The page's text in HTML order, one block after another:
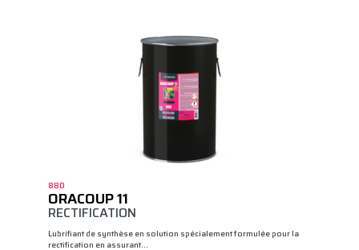
880
ORACOUP 11
RECTIFICATION
Lubrifiant de synthèse en solution spécialement formulée pour la
rectification en assurant…